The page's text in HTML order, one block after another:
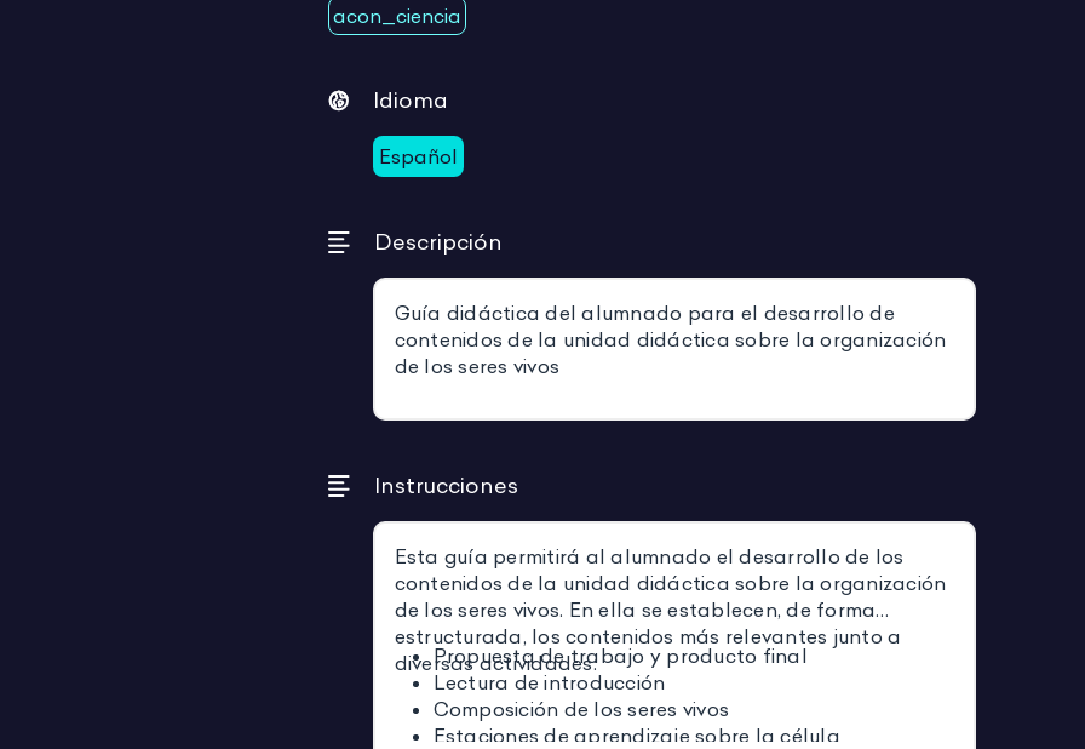
acon_ciencia
Idioma
Español
Descripción
Guía didáctica del alumnado para el desarrollo de
contenidos de la unidad didáctica sobre la organización
de los seres vivos
Instrucciones
Esta guía permitirá al alumnado el desarrollo de los
contenidos de la unidad didáctica sobre la organización
de los seres vivos. En ella se establecen, de forma
estructurada, los contenidos más relevantes junto a
diversas actividades:
Propuesta de trabajo y producto final
Lectura de introducción
Composición de los seres vivos
Estaciones de aprendizaje sobre la célula